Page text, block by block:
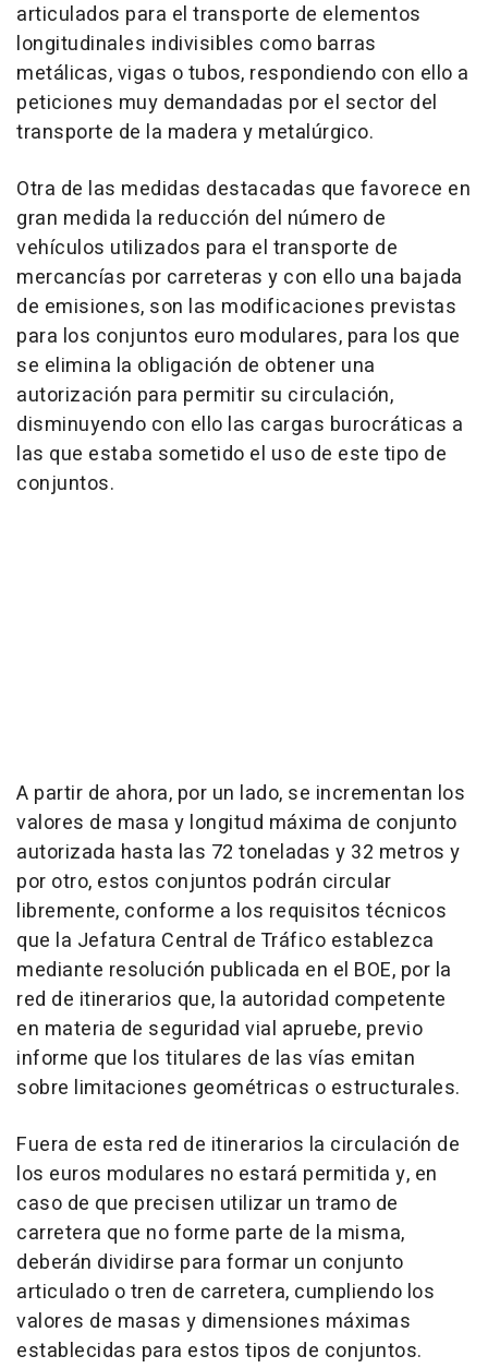
articulados para el transporte de elementos
longitudinales indivisibles como barras
metálicas, vigas o tubos, respondiendo con ello a
peticiones muy demandadas por el sector del
transporte de la madera y metalúrgico.
Otra de las medidas destacadas que favorece en
gran medida la reducción del número de
vehículos utilizados para el transporte de
mercancías por carreteras y con ello una bajada
de emisiones, son las modificaciones previstas
para los conjuntos euro modulares, para los que
se elimina la obligación de obtener una
autorización para permitir su circulación,
disminuyendo con ello las cargas burocráticas a
las que estaba sometido el uso de este tipo de
conjuntos.
A partir de ahora, por un lado, se incrementan los
valores de masa y longitud máxima de conjunto
autorizada hasta las 72 toneladas y 32 metros y
por otro, estos conjuntos podrán circular
libremente, conforme a los requisitos técnicos
que la Jefatura Central de Tráfico establezca
mediante resolución publicada en el BOE, por la
red de itinerarios que, la autoridad competente
en materia de seguridad vial apruebe, previo
informe que los titulares de las vías emitan
sobre limitaciones geométricas o estructurales.
Fuera de esta red de itinerarios la circulación de
los euros modulares no estará permitida y, en
caso de que precisen utilizar un tramo de
carretera que no forme parte de la misma,
deberán dividirse para formar un conjunto
articulado o tren de carretera, cumpliendo los
valores de masas y dimensiones máximas
establecidas para estos tipos de conjuntos.